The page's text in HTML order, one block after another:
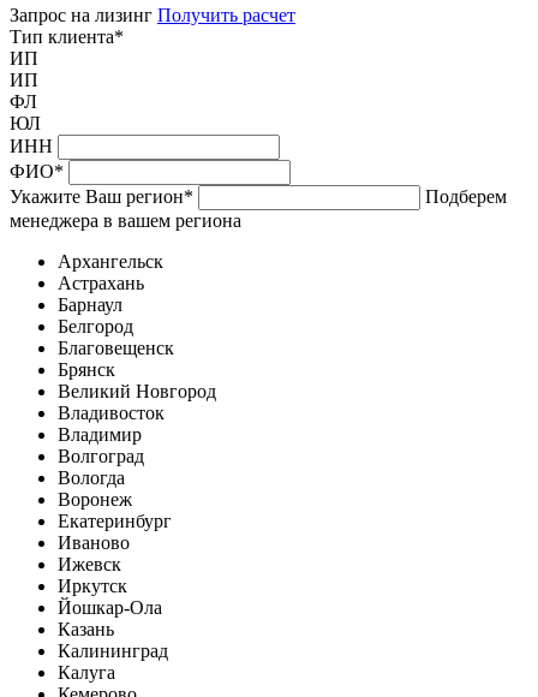
Запрос на лизинг Получить расчет
Тип клиента*
ИП
ИП
ФЛ
ЮЛ
ИНН
ФИО*
Укажите Ваш регион*
Подберем
менеджера в вашем региона
Архангельск
Астрахань
Барнаул
Белгород
Благовещенск
Брянск
Великий Новгород
Владивосток
Владимир
Волгоград
Вологда
Воронеж
Екатеринбург
Иваново
Ижевск
Иркутск
Йошкар-Ола
Казань
Калининград
Калуга